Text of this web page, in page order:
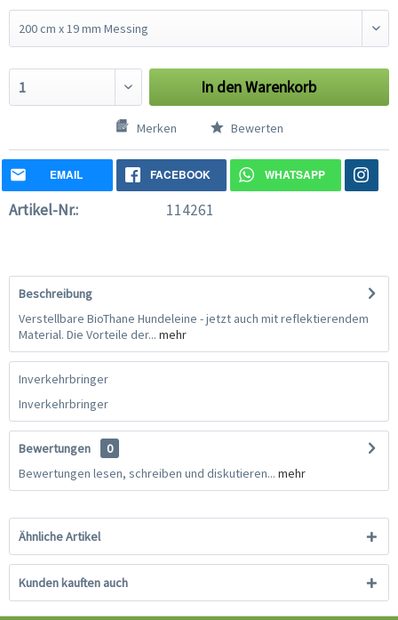
In denWarenkorb
Merken Bewerten
EMAIL FACEBOOK WHATSAPP
Artikel-Nr.: 114261
Beschreibung
Verstellbare BioThane Hundeleine - jetzt auch mit reflektierendem
Material. Die Vorteile der... mehr
Inverkehrbringer
Inverkehrbringer
Bewertungen
0
Bewertungen lesen, schreiben und diskutieren... mehr
Ähnliche Artikel
Kunden kauften auch